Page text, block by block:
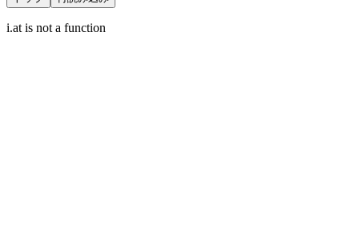
i.at is not a function